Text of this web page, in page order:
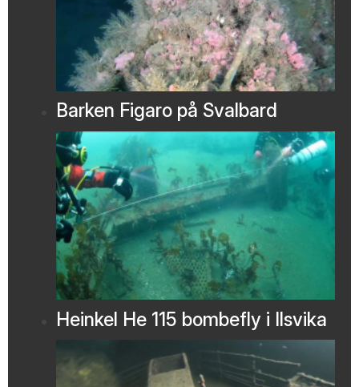
Barken Figaro på Svalbard
Heinkel He 115 bombefly i Ilsvika